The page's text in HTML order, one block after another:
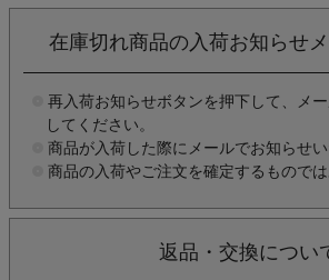
在庫切れ商品の入荷お知らせ
再入荷お知らせボタンを押下して、メ
してください。
商品が入荷した際にメールでお知らせい
商品の入荷やご注文を確定するものでは
返品・交換につい